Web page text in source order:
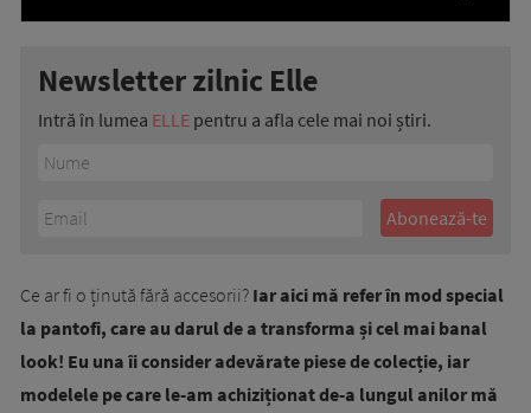
Newsletter zilnic Elle
Intră în lumea ELLE pentru a afla cele mai noi știri.
Ce ar fi o ținută fără accesorii? Iar aici mă refer în mod special
la pantofi, care au darul de a transforma și cel mai banal
look! Eu una îi consider adevărate piese de colecție, iar
modelele pe care le-am achiziționat de-a lungul anilor mă